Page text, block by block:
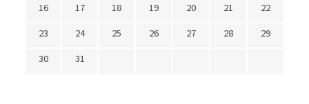
16
17 18 19 20 21
22
23
24 25 26 27 28
29
30
31